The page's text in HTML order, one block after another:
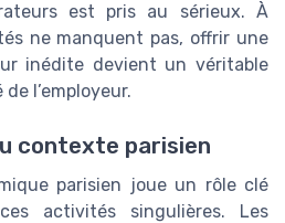
est pris au sérieux. À
ne manquent pas, offrir une
inédite devient un véritable
l’employeur.
contexte parisien
parisien joue un rôle clé
activités singulières. Les